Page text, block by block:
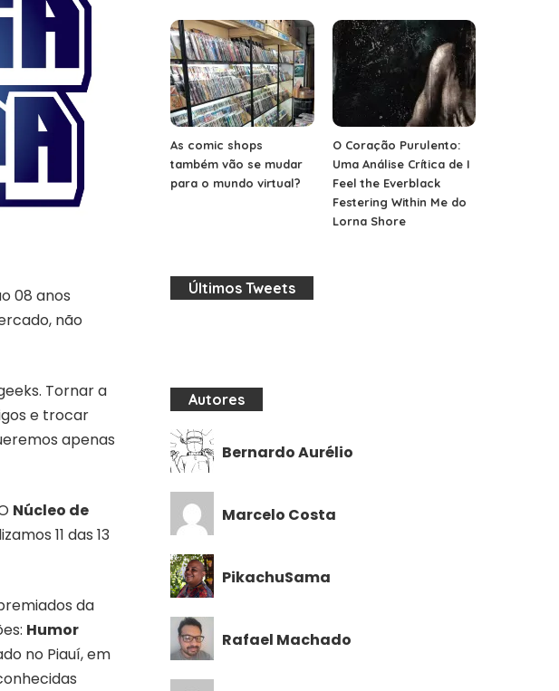
08 anos
não
Tornar a
e trocar
apenas
Núcleo de
11 das 13
da
Humor
no Piauí, em
As comic shops
também vão se mudar
para o mundo virtual?
O Coração Purulento:
Uma Análise Crítica de I
Feel the Everblack
Festering Within Me do
Lorna Shore
Últimos Tweets
Autores
Bernardo Aurélio
Marcelo Costa
PikachuSama
Rafael Machado